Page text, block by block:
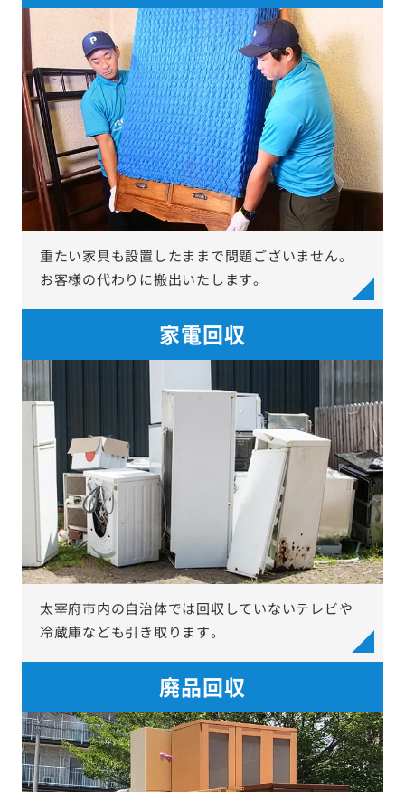
重たい家具も設置したままで問題ございません。
お客様の代わりに搬出いたします。
家電回収
太宰府市内の自治体では回収していないテレビや
冷蔵庫なども引き取ります。
廃品回収